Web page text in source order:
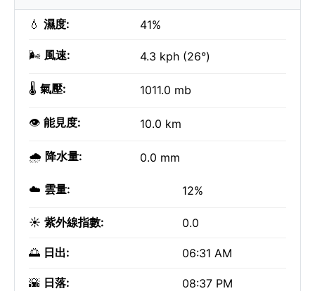
💧 濕度: 41%
🌬️ 風速: 4.3 kph (26°)
🌡️ 氣壓: 1011.0 mb
👁️ 能見度: 10.0 km
🌧️ 降水量: 0.0 mm
☁️ 雲量: 12%
☀️ 紫外線指數: 0.0
🌅 日出: 06:31 AM
🌇 日落: 08:37 PM